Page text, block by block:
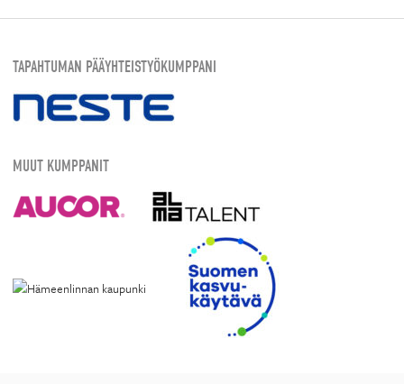
TAPAHTUMAN PÄÄYHTEISTYÖKUMPPANI
MUUT KUMPPANIT